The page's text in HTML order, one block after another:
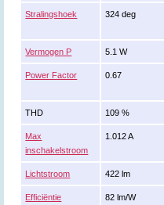
Stralingshoek 324 deg
Vermogen P 5.1 W
Power Factor 0.67
THD 109 %
Max
inschakelstroom
1.012 A
Lichtstroom 422 lm
Efficiëntie 82 lm/W